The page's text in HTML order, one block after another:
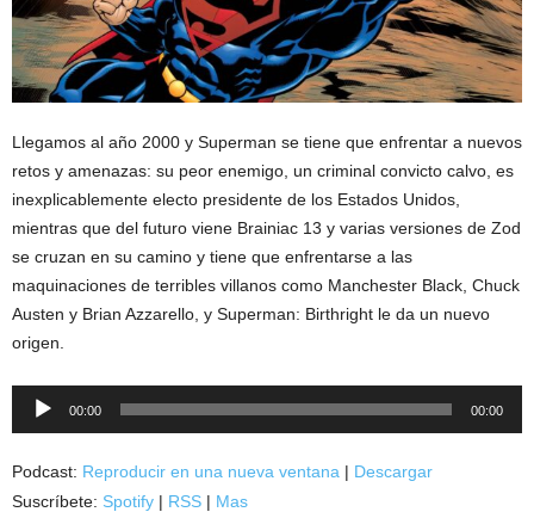
Llegamos al año 2000 y Superman se tiene que enfrentar a nuevos
retos y amenazas: su peor enemigo, un criminal convicto calvo, es
inexplicablemente electo presidente de los Estados Unidos,
mientras que del futuro viene Brainiac 13 y varias versiones de Zod
se cruzan en su camino y tiene que enfrentarse a las
maquinaciones de terribles villanos como Manchester Black, Chuck
Austen y Brian Azzarello, y Superman: Birthright le da un nuevo
origen.
Reproductor
00:00 00:00
Podcast: Reproducir en una nueva ventana | Descargar
Suscríbete: Spotify | RSS | Mas